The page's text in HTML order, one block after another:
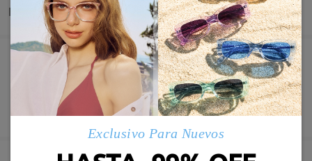
Entrega
Pedido realizado
Fabricación
Revestimiento resistente a arañazo incluído
60 días de garantía de devolución y cambio
Garantía de 365 días
Descubrir Más
Exclusivo Para Nuevos